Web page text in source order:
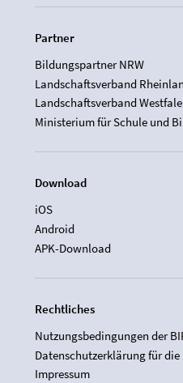
Partner
Bildungspartner NRW
Landschaftsverband
Landschaftsverband
Ministerium für Schule und
Download
iOS
Android
APK-Download
Rechtliches
Nutzungsbedingungen der
Datenschutzerklärung für die
Impressum